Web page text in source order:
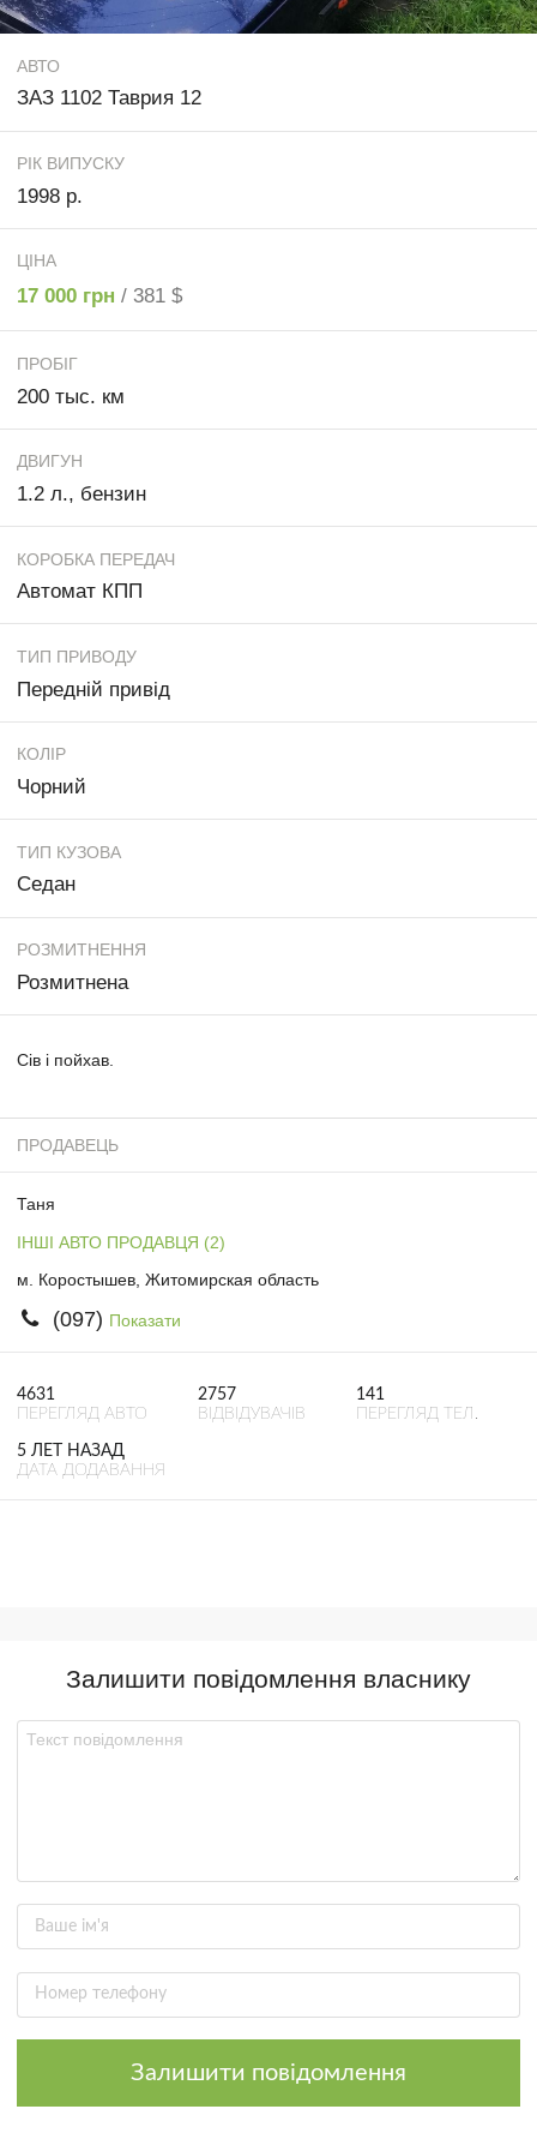
АВТО
ЗАЗ 1102 Таврия 12
РІК ВИПУСКУ
1998 р.
ЦІНА
17 000 грн / 381 $
ПРОБІГ
200 тыс. км
ДВИГУН
1.2 л., бензин
КОРОБКА ПЕРЕДАЧ
Автомат КПП
ТИП ПРИВОДУ
Передній привід
КОЛІР
Чорний
ТИП КУЗОВА
Седан
РОЗМИТНЕННЯ
Розмитнена
Сів і пойхав.
ПРОДАВЕЦЬ
Таня
ІНШІ АВТО ПРОДАВЦЯ (2)
м. Коростышев, Житомирская область
(097) Показати
4631
ПЕРЕГЛЯД АВТО
2757
ВІДВІДУВАЧІВ
141
ПЕРЕГЛЯД ТЕЛ.
5 ЛЕТ НАЗАД
ДАТА ДОДАВАННЯ
Залишити повідомлення власнику
Залишити повідомлення